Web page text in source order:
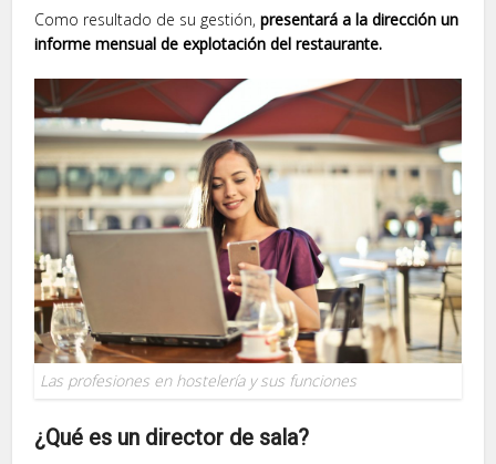
Como resultado de su gestión,presentará a la dirección un
informe mensual de explotación del restaurante.
Las profesiones en hostelería y sus funciones
¿Qué es un director de sala?